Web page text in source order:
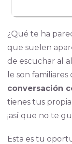
¿Qué te ha
que suelen
de escuchar al
le son familiares
conversación
tienes tus
¡así que no te
Esta es tu